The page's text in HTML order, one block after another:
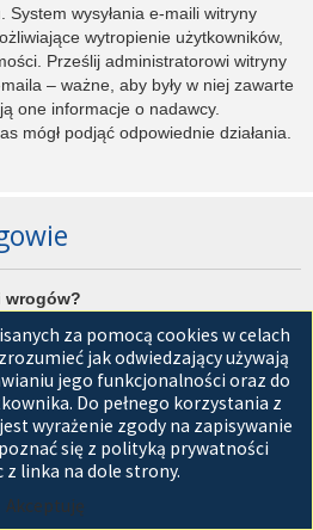
wysyłania e-maili witryny
wytropienie użytkowników,
Prześlij administratorowi witryny
– ważne, aby były w niej zawarte
one informacje o nadawcy.
mógł podjąć odpowiednie działania.
wrogów?
dodani do listy przyjaciół będą
znajdującej się w panelu
można szybko sprawdzić ich
wiadomość. Zależnie od
tych użytkowników mogą być
zostanie dodany do listy wrogów,
za pomocą cookies w celach
jak odwiedzający używają
jego funkcjonalności oraz do
Do pełnego korzystania z
wyrażenie zgody na zapisywanie
się z polityką prywatności
z linka na dole strony.
Akceptuję